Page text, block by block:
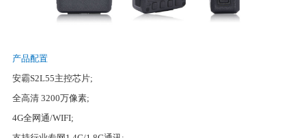
产品配置
安霸S2L55主控芯片;
全高清 3200万像素;
4G全网通/WIFI;